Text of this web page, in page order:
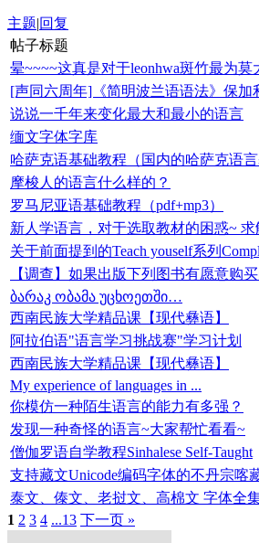
主题|回复
帖子标题
晕~~~~这真是对于leonhwa斑竹最为莫
[声同六周年]《简明波兰语语法》保加
说说一千年来变化最大和最小的语言
缅文字体字库
哈萨克语基础教程（国内的哈萨克语言
摩梭人的语言什么样的？
罗马尼亚语基础教程（pdf+mp3）
新人学语言，对于选取教材的困惑~ 求
关于前面提到的Teach youself系列
【调查】如果出版下列图书有愿意购
ბარაკ ობამა უცხოეთში…
西南民族大学精品课【现代彝语】
阿拉伯语"语言学习挑战赛"学习计划
西南民族大学精品课【现代彝语】
My experience of languages in ...
你模仿一种陌生语言的能力有多强？
发现一种奇怪的语言~大家帮忙看看~
僧伽罗语自学教程Sinhalese Self-Taught
支持藏文Unicode编码字体的不丹宗喀
泰文、傣文、老挝文、高棉文 字体全
1 2 3 4 ...13 下一页 »